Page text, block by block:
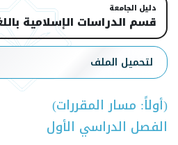
دليل الجامعة
قسم الدراسات الإسلامية
لتحميل الملف
(أولاً: مسار المقررات)
الفصل الدراسي الأول